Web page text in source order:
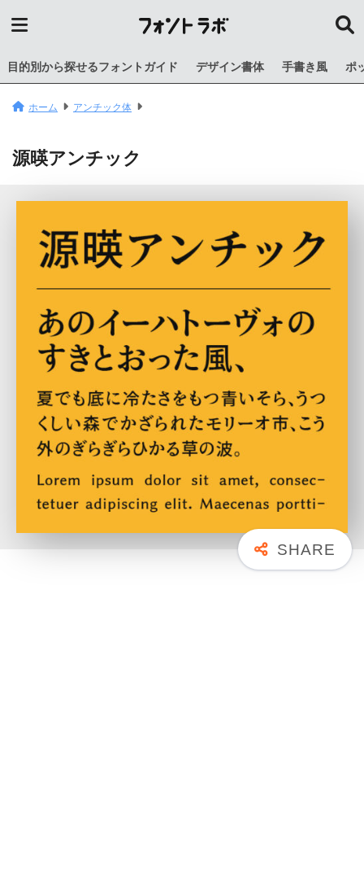
目的別から探せるフォントガイド デザイン書体 手書き風 ポ
ホーム アンチック体
源暎アンチック